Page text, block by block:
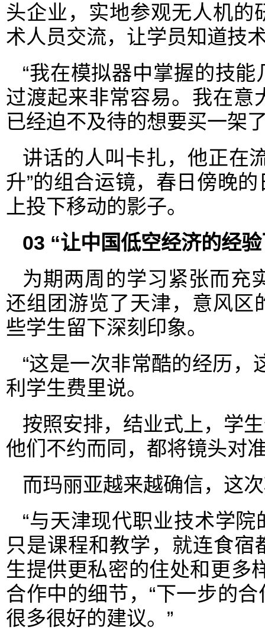
头企业，实地参观无人机
术人员交流，让学员知道技
“我在模拟器中掌握的技
过渡起来非常容易。我在意
已经迫不及待的想要买一架
讲话的人叫卡扎，他正在
升”的组合运镜，春日傍晚
上投下移动的影子。
03 “让中国低空经济的经
为期两周的学习紧张而充
还组团游览了天津，意风区
些学生留下深刻印象。
“这是一次非常酷的经历，
利学生费里说。
按照安排，结业式上，学
他们不约而同，都将镜头对
而玛丽亚越来越确信，这
“与天津现代职业技术学
只是课程和教学，就连食
生提供更私密的住处和更多
合作中的细节，“下一步的
很多很好的建议。”